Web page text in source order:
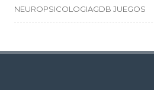
NEUROPSICOLOGIAGDB JUEGOS